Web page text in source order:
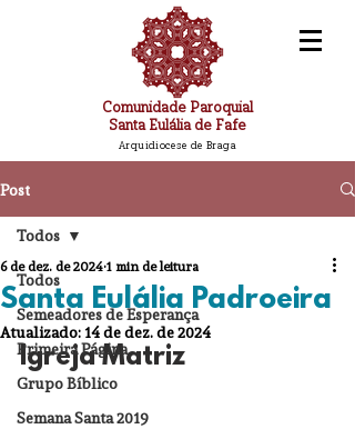
Comunidade Paroquial
Santa Eulália de Fafe
Arquidiocese de Braga
Post
Todos
Semeadores de Esperança
Primeira Página
Grupo Bíblico
Semana Santa 2019
Todos
Santa Eulália Padroeira
6 de dez. de 2024 1 min de leitura
Atualizado:14 de dez. de 2024
Igreja Matriz